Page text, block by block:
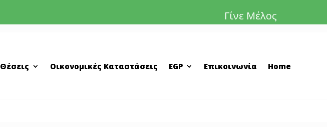
Γίνε Μέλος
Θέσεις Οικονομικές Καταστάσεις EGP Επικοινωνία Home